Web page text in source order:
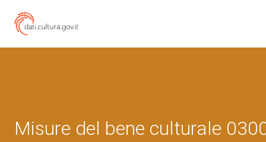
Misure del bene culturale